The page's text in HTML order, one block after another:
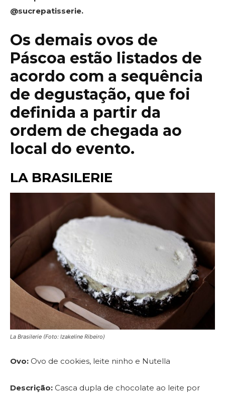
@sucrepatisserie.
Os demais ovos de
Páscoa estão listados de
acordo com a sequência
de degustação, que foi
definida a partir da
ordem de chegada ao
local do evento.
LA BRASILERIE
La Brasilerie (Foto: Izakeline Ribeiro)
Ovo: Ovo de cookies, leite ninho e Nutella
Descrição: Casca dupla de chocolate ao leite por